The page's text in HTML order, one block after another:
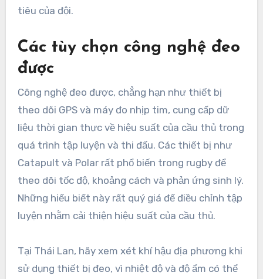
tiêu của đội.
Các tùy chọn công nghệ đeo
được
Công nghệ đeo được, chẳng hạn như thiết bị
theo dõi GPS và máy đo nhịp tim, cung cấp dữ
liệu thời gian thực về hiệu suất của cầu thủ trong
quá trình tập luyện và thi đấu. Các thiết bị như
Catapult và Polar rất phổ biến trong rugby để
theo dõi tốc độ, khoảng cách và phản ứng sinh lý.
Những hiểu biết này rất quý giá để điều chỉnh tập
luyện nhằm cải thiện hiệu suất của cầu thủ.
Tại Thái Lan, hãy xem xét khí hậu địa phương khi
sử dụng thiết bị đeo, vì nhiệt độ và độ ẩm có thể